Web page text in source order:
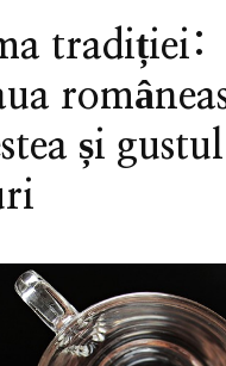
tradiției:
și